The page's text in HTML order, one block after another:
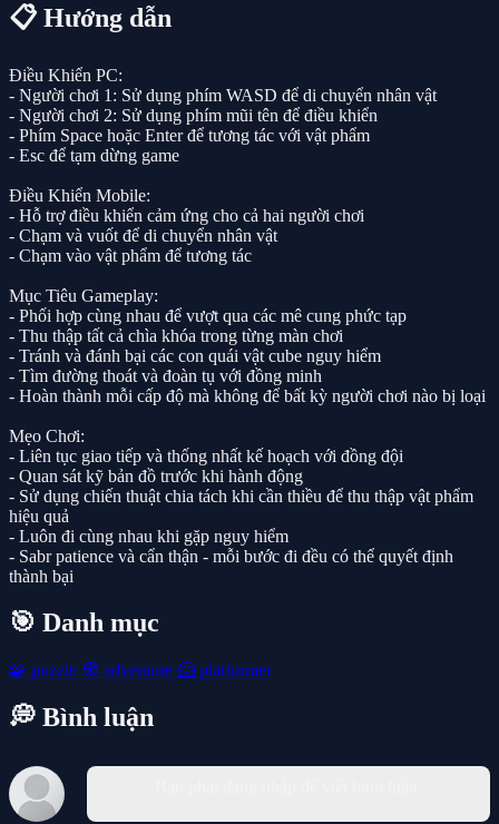
📋 Hướng dẫn
Điều Khiển PC:
- Người chơi 1: Sử dụng phím WASD để di chuyển nhân vật
- Người chơi 2: Sử dụng phím mũi tên để điều khiển
- Phím Space hoặc Enter để tương tác với vật phẩm
- Esc để tạm dừng game
Điều Khiển Mobile:
- Hỗ trợ điều khiển cảm ứng cho cả hai người chơi
- Chạm và vuốt để di chuyển nhân vật
- Chạm vào vật phẩm để tương tác
Mục Tiêu Gameplay:
- Phối hợp cùng nhau để vượt qua các mê cung phức tạp
- Thu thập tất cả chìa khóa trong từng màn chơi
- Tránh và đánh bại các con quái vật cube nguy hiểm
- Tìm đường thoát và đoàn tụ với đồng minh
- Hoàn thành mỗi cấp độ mà không để bất kỳ người chơi nào bị loại
Mẹo Chơi:
- Liên tục giao tiếp và thống nhất kế hoạch với đồng đội
- Quan sát kỹ bản đồ trước khi hành động
- Sử dụng chiến thuật chia tách khi cần thiều để thu thập vật phẩm
hiệu quả
- Luôn đi cùng nhau khi gặp nguy hiểm
- Sabr patience và cẩn thận - mỗi bước đi đều có thể quyết định
thành bại
🎯 Danh mục
🧩 puzzle 🧭 adventure 🦸 platformer
💭 Bình luận